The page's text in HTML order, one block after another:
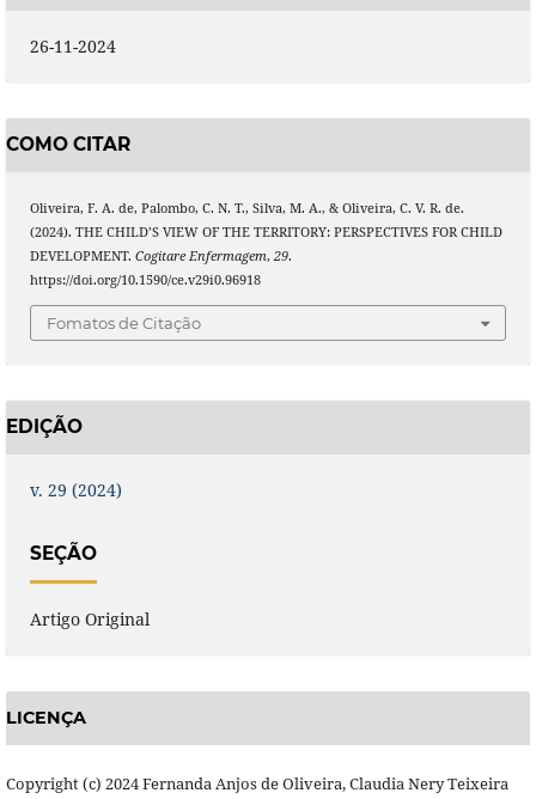
26-11-2024
COMO CITAR
Oliveira, F. A. de, Palombo, C. N. T., Silva, M. A., & Oliveira, C. V. R. de.
(2024). THE CHILD’S VIEW OF THE TERRITORY: PERSPECTIVES FOR CHILD
DEVELOPMENT. Cogitare Enfermagem, 29.
https://doi.org/10.1590/ce.v29i0.96918
Fomatos de Citação
EDIÇÃO
v. 29 (2024)
SEÇÃO
Artigo Original
LICENÇA
Copyright (c) 2024 Fernanda Anjos de Oliveira, Claudia Nery Teixeira